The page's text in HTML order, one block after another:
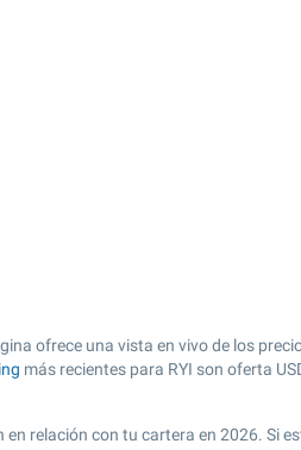
ofrece una vista en vivo de los
más recientes para RYI son oferta
relación con tu cartera en 2026. Si